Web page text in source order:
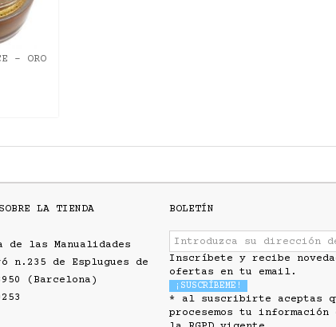
- ORO
LA TIENDA
de las Manualidades
n.235 de Esplugues de
(Barcelona)
BOLETÍN
Inscríbete y recibe
ofertas en tu email.
* al suscribirte aceptas
procesemos tu información